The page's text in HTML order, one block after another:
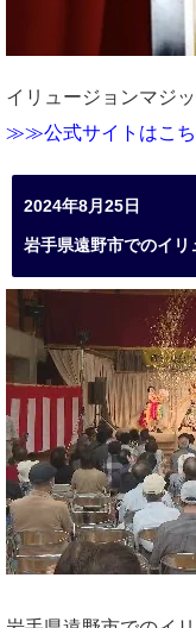
イリュージョンマジ
≫≫公式サイトはこち
2024年8月25日
岩手県遠野市でのイリ